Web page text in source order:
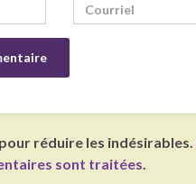
réduire les indésirables.
sont traitées.